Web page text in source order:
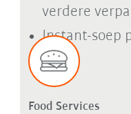
verdere
Instant-soep
Food Services